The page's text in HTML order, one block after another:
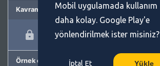
Kavram önerme
Örnek cümleler
Mobil uygulamada kullanım
daha kolay. Google Play'e
yönlendirilmek ister misiniz?
İptal Et Yükle